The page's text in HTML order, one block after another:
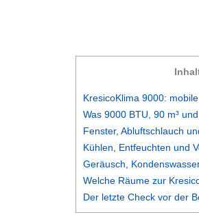
KresicoKlima 9000:
Was 9000 BTU, 90 m³
Fenster, Abluftschlauch
Kühlen, Entfeuchten und
Geräusch,
Welche Räume zur
Der letzte Check vor der